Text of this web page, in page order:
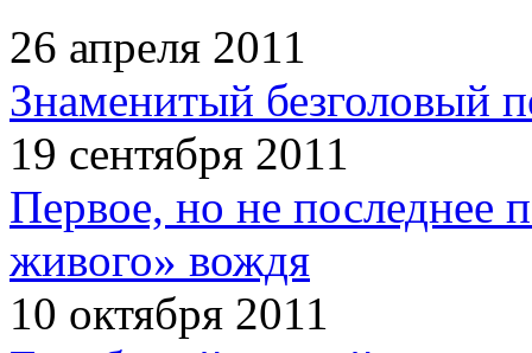
26 апреля 2011
Знаменитый безголовый
19 сентября 2011
Первое, но не последнее
живого» вождя
10 октября 2011